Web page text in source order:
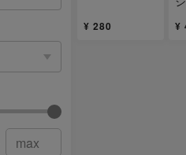
¥ 280 ¥